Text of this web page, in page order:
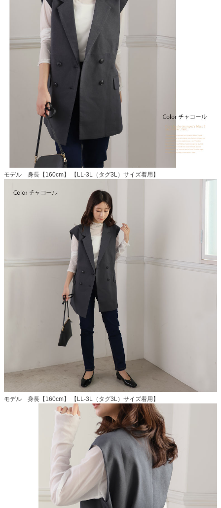
モデル 身長【160cm】 【LL-3L（タグ3L）サイズ着用】
モデル 身長【160cm】 【LL-3L（タグ3L）サイズ着用】